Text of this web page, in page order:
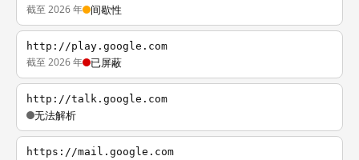
截至 2026 年 间歇性
http://play.google.com
截至 2026 年 已屏蔽
http://talk.google.com
无法解析
https://mail.google.com